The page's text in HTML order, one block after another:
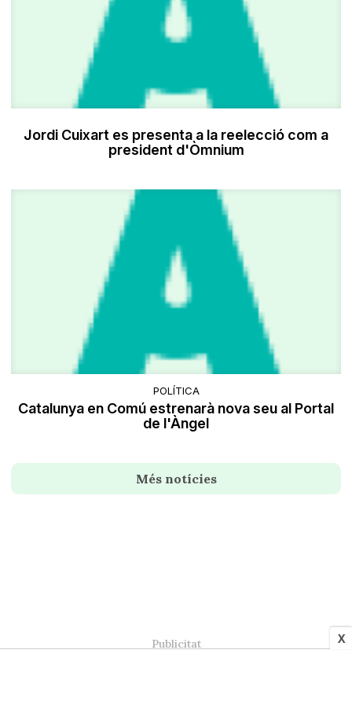
X
Jordi Cuixart es presenta a la reelecció com a
president d'Òmnium
POLÍTICA
Catalunya en Comú estrenarà nova seu al Portal
de l'Àngel
Més notícies